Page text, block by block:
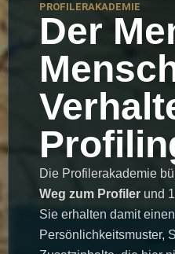
PROFILERAKADEMIE
Der
Die Profilerakademie
Weg zum Profiler und
Sie erhalten damit
Persönlichkeitsmuster,